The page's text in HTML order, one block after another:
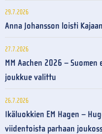
29.7.2026
Anna Johansson loisti
27.7.2026
MM Aachen 2026 –
joukkue valittu
26.7.2026
Ikäluokkien EM Hagen –
viidentoista parhaan